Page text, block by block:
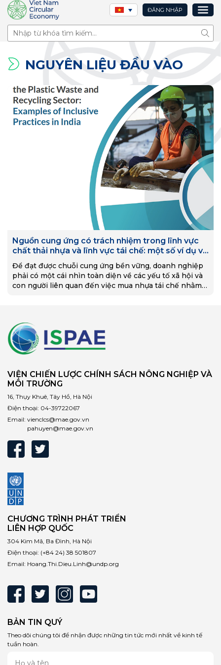
ĐĂNG NHẬP
Tìm
NGUYÊN LIỆU ĐẦU VÀO
Nguồn cung ứng có trách nhiệm trong lĩnh vực
chất thải nhựa và lĩnh vực tái chế: một số ví dụ về
các thực hành bao trùm và hòa nhập tại Ấn Độ.
Để đạt được chuỗi cung ứng bền vững, doanh nghiệp
phải có một cái nhìn toàn diện về các yếu tố xã hội và
con người liên quan đến việc mua nhựa tái chế nhằm
VIỆN CHIẾN LƯỢC CHÍNH SÁCH NÔNG NGHIỆP VÀ
MÔI TRƯỜNG
16, Thụy Khuê, Tây Hồ, Hà Nội
Điện thoại: 04-39722067
Email: vienclcs@mae.gov.vn
pahuyen@mae.gov.vn
CHƯƠNG TRÌNH PHÁT TRIỂN
LIÊN HỢP QUỐC
304 Kim Mã, Ba Đình, Hà Nội
Điện thoại: (+84 24) 38 501807
Email: Hoang.Thi.Dieu.Linh@undp.org
BẢN TIN QUÝ
Theo dõi chúng tôi để nhận được những tin tức mới nhất về kinh tế
tuần hoàn.